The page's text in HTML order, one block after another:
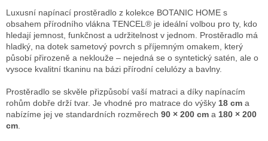
Luxusní napínací prostěradlo z kolekce BOTANIC HOME s
obsahem přírodního vlákna TENCEL® je ideální volbou pro ty, kdo
hledají jemnost, funkčnost a udržitelnost v jednom. Prostěradlo má
hladký, na dotek sametový povrch s příjemným omakem, který
působí přirozeně a neklouže – nejedná se o syntetický satén, ale o
vysoce kvalitní tkaninu na bázi přírodní celulózy a bavlny.
Prostěradlo se skvěle přizpůsobí vaší matraci a díky napínacím
rohům dobře drží tvar. Je vhodné pro matrace do výšky 18 cm a
nabízíme jej ve standardních rozměrech 90 × 200 cm a 180 × 200
cm.